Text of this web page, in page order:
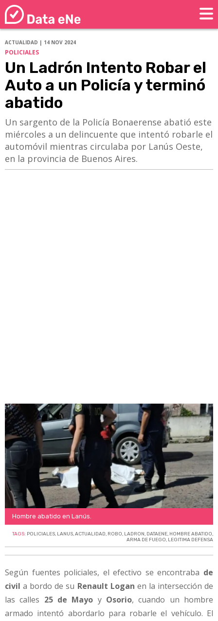
ACTUALIDAD | 14 NOV 2024
POLICIALES
Un Ladrón Intento Robar el
Auto a un Policía y terminó
abatido
Un sargento de la Policía Bonaerense abatió este
miércoles a un delincuente que intentó robarle el
automóvil mientras circulaba por Lanús Oeste,
en la provincia de Buenos Aires.
Hombre abatido en Lanús.
TAGS: POLICIALES, LANUS,ACTUALIDAD, ROBO, LADRON, DATAENE, HOMBRE ABATIDO,
ARMA DE FUEGO, LEGITIMA DEFENSA
Según fuentes policiales, el efectivo se encontraba de
civil a bordo de su Renault Logan en la intersección de
las calles 25 de Mayo y Osorio, cuando un hombre
armado intentó abordarlo para robarle el vehículo. El